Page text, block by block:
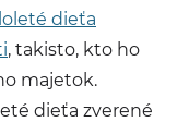
dieťa
, takisto, kto ho
majetok.
dieťa zverené